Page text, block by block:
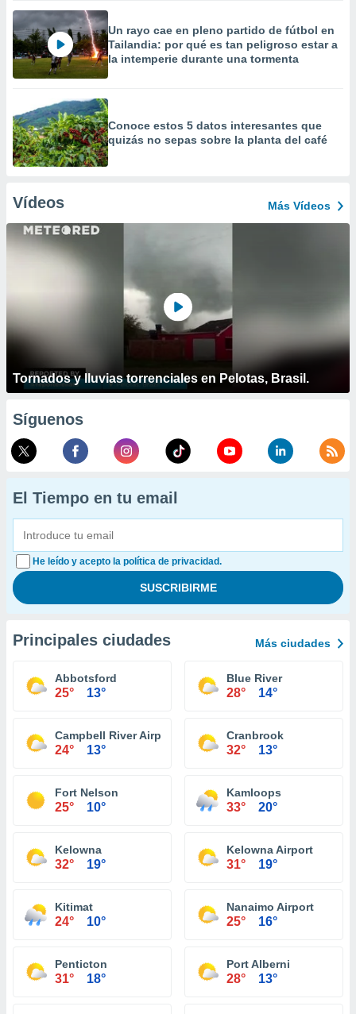
Un rayo cae en pleno partido de fútbol en
Tailandia: por qué es tan peligroso estar a
la intemperie durante una tormenta
Conoce estos 5 datos interesantes que
quizás no sepas sobre la planta del café
Vídeos Más Vídeos
Tornados y lluvias torrenciales en Pelotas, Brasil.
Síguenos
El Tiempo en tu email
He leído y acepto la política de privacidad.
Principales ciudades Más ciudades
Abbotsford
25° 13°
Blue River
28° 14°
Campbell River Airport
24° 13°
Cranbrook
32° 13°
Fort Nelson
25° 10°
Kamloops
33° 20°
Kelowna
32° 19°
Kelowna Airport
31° 19°
Kitimat
24° 10°
Nanaimo Airport
25° 16°
Penticton
31° 18°
Port Alberni
28° 13°